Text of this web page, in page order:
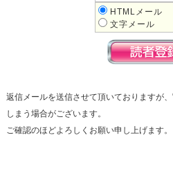
HTMLメール
文字メール
返信メールを送信させて頂いておりますが
しまう場合がございます。
ご確認のほどよろしくお願い申し上げます。